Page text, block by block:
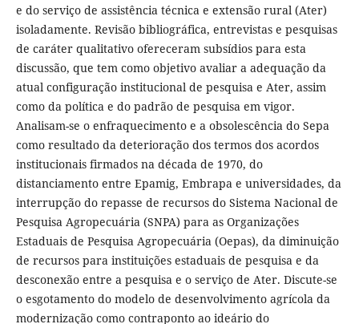
e do serviço de assistência técnica e extensão rural (Ater)
isoladamente. Revisão bibliográfica, entrevistas e pesquisas
de caráter qualitativo ofereceram subsídios para esta
discussão, que tem como objetivo avaliar a adequação da
atual configuração institucional de pesquisa e Ater, assim
como da política e do padrão de pesquisa em vigor.
Analisam-se o enfraquecimento e a obsolescência do Sepa
como resultado da deterioração dos termos dos acordos
institucionais firmados na década de 1970, do
distanciamento entre Epamig, Embrapa e universidades, da
interrupção do repasse de recursos do Sistema Nacional de
Pesquisa Agropecuária (SNPA) para as Organizações
Estaduais de Pesquisa Agropecuária (Oepas), da diminuição
de recursos para instituições estaduais de pesquisa e da
desconexão entre a pesquisa e o serviço de Ater. Discute-se
o esgotamento do modelo de desenvolvimento agrícola da
modernização como contraponto ao ideário do